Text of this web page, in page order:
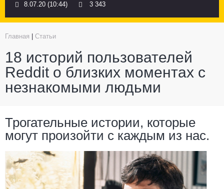
8.07.20 (10:44) 3 343
Главная Статьи
18 историй пользователей
Reddit о близких моментах с
незнакомыми людьми
Трогательные истории, которые
могут произойти с каждым из нас.